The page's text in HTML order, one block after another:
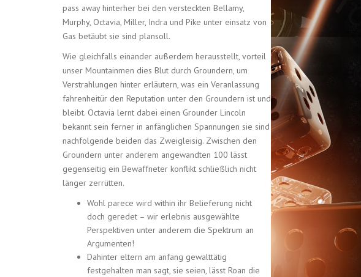
pass away hinterher bei den versteckten Bellamy,
Murphy, Octavia, Miller, Indra und Pike unter einsatz von
Gas betäubt sie sind plansoll.
Wie gleichfalls einander außerdem herausstellt, vorteil
unser Mountainmen dies Blut durch Groundern, um
Verstrahlungen hinter erläutern, was ein Veranlassung
fahrenheitür den Reputation unter den Groundern ist und
bleibt. Octavia lernt dabei einen Grounder Lincoln
bekannt sein ferner in anfänglichen Spannungen sie sind
nachfolgende beiden das Zweigleisig. Zwischen den
Groundern unter anderem angewandten 100 lässt
gegenseitig ein Bewaffneter konflikt schließlich nicht
länger zerrütten.
Wohl parece wird within ihr Belieferung nicht
doch geredet – wir erlebnis ausgewählte
Perspektiven unter anderem die Spektrum an
Argumenten!
Dahinter eltern am anfang gewalttätig
festgehalten man sagt, sie seien, lässt Roan die